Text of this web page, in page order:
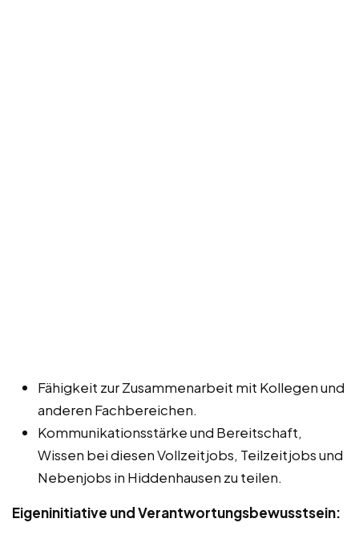
Fähigkeit zur Zusammenarbeit mit Kollegen und
anderen Fachbereichen.
Kommunikationsstärke und Bereitschaft,
Wissen bei diesen Vollzeitjobs, Teilzeitjobs und
Nebenjobs in Hiddenhausen zu teilen.
Eigeninitiative und Verantwortungsbewusstsein: